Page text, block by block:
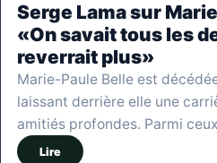
Serge Lama sur
«On savait tous les
reverrait plus»
Marie-Paule Belle est
laissant derrière elle une
amitiés profondes. Parmi
Lire